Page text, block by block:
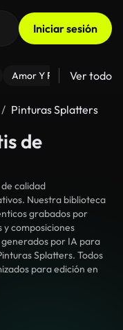
Iniciar sesión
Amor Y Relaciones
Ver todo
Pinturas Splatters
de
calidad
Nuestra biblioteca
grabados por
composiciones
por IA para
Splatters. Todos
para edición en